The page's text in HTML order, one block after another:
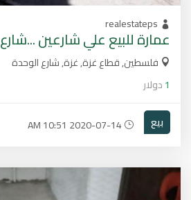
realestateps
عمارة للبيع علي شارعين ...شارع 5متر علي 5متر
فلسطين, قطاع غزة, غزة, شارع الوحدة
1دولار
بيع